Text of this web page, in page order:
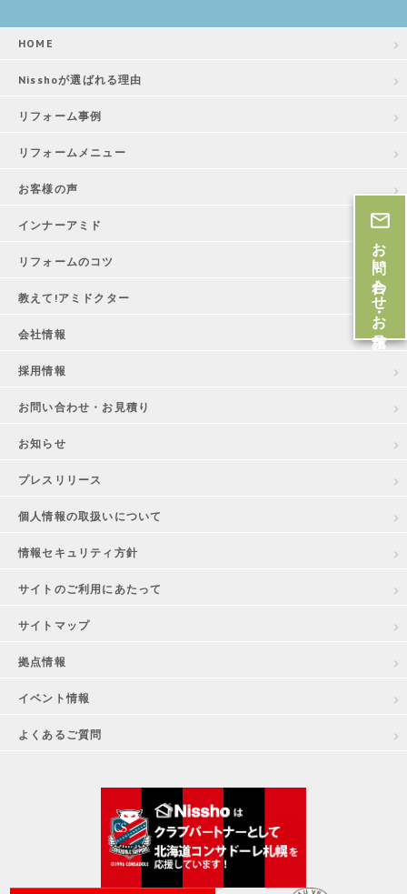
HOME
Nisshoが選ばれる理由
リフォーム事例
リフォームメニュー
お客様の声
インナーアミド
リフォームのコツ
教えて!アミドクター
会社情報
採用情報
お問い合わせ・お見積り
お知らせ
プレスリリース
個人情報の取扱いについて
情報セキュリティ方針
サイトのご利用にあたって
サイトマップ
拠点情報
イベント情報
よくあるご質問
お問い合わせ・お見積